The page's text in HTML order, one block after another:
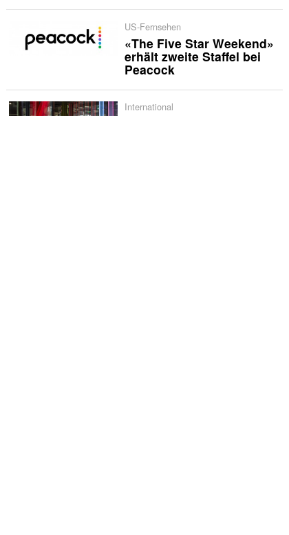
US-Fernsehen
«The Five Star Weekend»
erhält zweite Staffel bei
Peacock
International